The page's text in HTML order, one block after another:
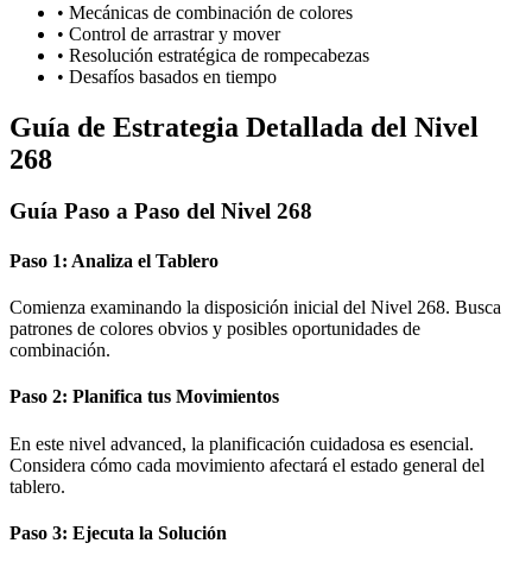
• Mecánicas de combinación de colores
• Control de arrastrar y mover
• Resolución estratégica de rompecabezas
• Desafíos basados en tiempo
Guía de Estrategia Detallada del Nivel
268
Guía Paso a Paso del Nivel 268
Paso 1: Analiza el Tablero
Comienza examinando la disposición inicial del Nivel 268. Busca
patrones de colores obvios y posibles oportunidades de
combinación.
Paso 2: Planifica tus Movimientos
En este nivel advanced, la planificación cuidadosa es esencial.
Considera cómo cada movimiento afectará el estado general del
tablero.
Paso 3: Ejecuta la Solución